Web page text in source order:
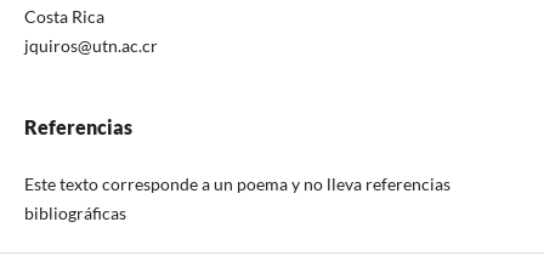
Costa Rica
jquiros@utn.ac.cr
Referencias
Este texto corresponde a un poema y no lleva referencias
bibliográficas